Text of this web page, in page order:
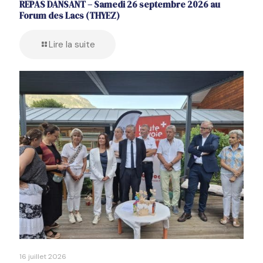
REPAS DANSANT – Samedi 26 septembre 2026 au
Forum des Lacs (THYEZ)
Lire la suite
16 juillet 2026